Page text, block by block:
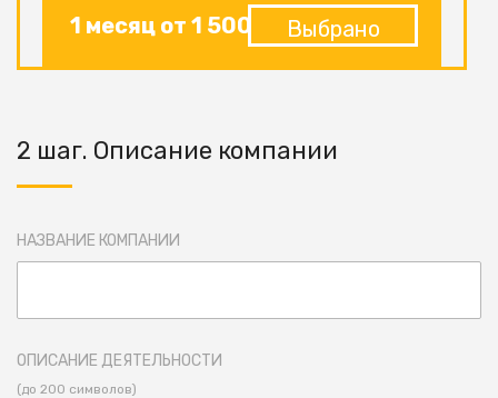
1 месяц от 1 500 Выбрано
2 шаг. Описание компании
НАЗВАНИЕ КОМПАНИИ
ОПИСАНИЕ ДЕЯТЕЛЬНОСТИ
(до 200 символов)